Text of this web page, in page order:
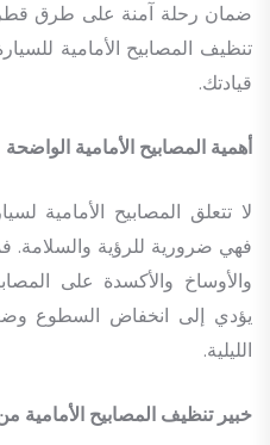
ضمان رحلة آمنة على طرق
تنظيف المصابيح الأمامية
قيادتك.
أهمية المصابيح الأمامية الواضحة
لا تتعلق المصابيح الأمامية
فهي ضرورية للرؤية والسلامة.
والأوساخ والأكسدة على
يؤدي إلى انخفاض السطوع
الليلية.
خبير تنظيف المصابيح الأمامية